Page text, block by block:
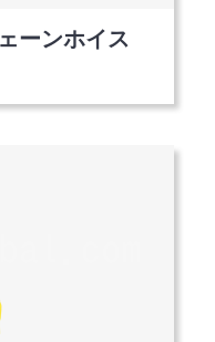
ーンホイス